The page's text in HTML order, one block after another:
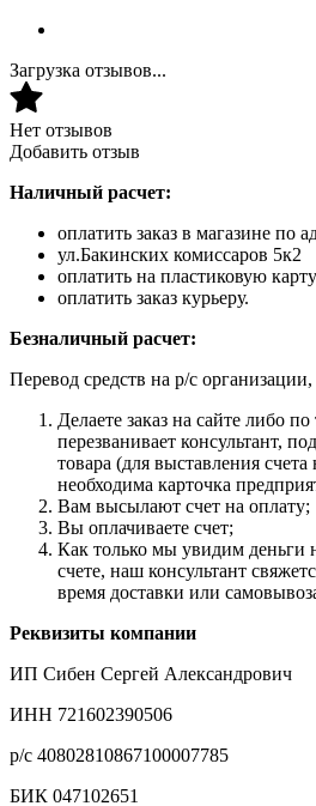
Загрузка отзывов...
Нет отзывов
Добавить отзыв
Наличный расчет:
оплатить заказ в магазине по
ул.Бакинских комиссаров 5к2
оплатить на пластиковую
оплатить заказ курьеру.
Безналичный расчет:
Перевод средств на р/с
Делаете заказ на сайте либо
перезванивает консультант,
товара (для выставления
необходима карточка
Вам высылают счет на оплату;
Вы оплачиваете счет;
Как только мы увидим деньги
счете, наш консультант
время доставки или
Реквизиты компании
ИП Сибен Сергей Александрович
ИНН 721602390506
р/с 40802810867100007785
БИК 047102651